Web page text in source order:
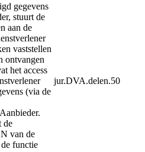
gegevens
stuurt de
aan de
vaststellen
ontvangen
het access
(via de
de
van de
functie
jur.DVA.delen.50